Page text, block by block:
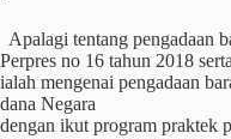
Apalagi tentang pengadaan
Perpres no 16 tahun 2018
ialah mengenai pengadaan
dana Negara
dengan ikut program praktek